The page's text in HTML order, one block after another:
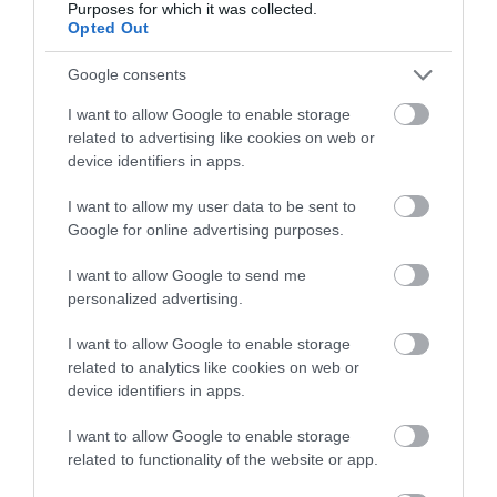
Purposes for which it was collected.
Opted Out
Google consents
I want to allow Google to enable storage
related to advertising like cookies on web or
device identifiers in apps.
I want to allow my user data to be sent to
Google for online advertising purposes.
I want to allow Google to send me
personalized advertising.
I want to allow Google to enable storage
related to analytics like cookies on web or
device identifiers in apps.
I want to allow Google to enable storage
related to functionality of the website or app.
Δημοτικού Σχολείου Λιβαδειάς
08.08.2026 | 20:40
Εύβοια: Τέλος στις παράνομες
χωματερές – Έρχονται πρόστιμα
χωρίς εξαιρέσεις
08.08.2026 | 20:20
Εύβοια: Η μαύρη επέτειος της
καταστροφικής πυρκαγιάς – Το
χρονικό της τραγωδίας
08.08.2026 | 20:00
καθιερωμένος έρανος για το
«Στιφάδο της Παναγίας»
08.08.2026 | 19:40
Ο Αλέξης Τσίπρας παρουσιάζει το
οικονομικό πρόγραμμα της ΕΛ.Α.Σ.